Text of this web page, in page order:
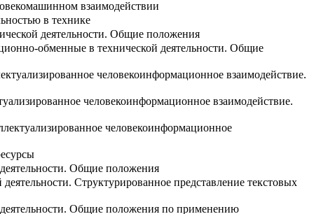
взаимодействии
в технике
деятельности. Общие положения
обменные в технической деятельности. Общие
человекоинформационное взаимодействие.
человекоинформационное взаимодействие.
человекоинформационное
Общие положения
Структурированное представление текстовых
Общие положения по применению